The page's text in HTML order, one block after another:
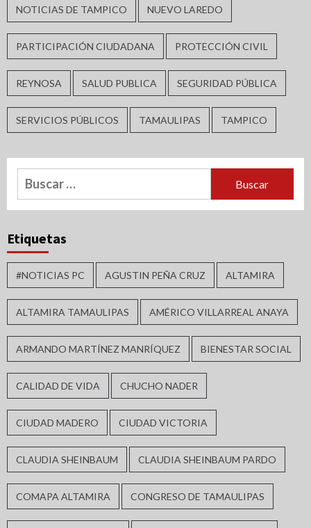
NOTICIAS DE TAMPICO NUEVO LAREDO
PARTICIPACIÓN CIUDADANA PROTECCIÓN CIVIL
REYNOSA SALUD PUBLICA SEGURIDAD PÚBLICA
SERVICIOS PÚBLICOS TAMAULIPAS TAMPICO
Buscar:
Etiquetas
#NOTICIAS PC AGUSTIN PEÑA CRUZ ALTAMIRA
ALTAMIRA TAMAULIPAS AMÉRICO VILLARREAL ANAYA
ARMANDO MARTÍNEZ MANRÍQUEZ BIENESTAR SOCIAL
CALIDAD DE VIDA CHUCHO NADER
CIUDAD MADERO CIUDAD VICTORIA
CLAUDIA SHEINBAUM CLAUDIA SHEINBAUM PARDO
COMAPA ALTAMIRA CONGRESO DE TAMAULIPAS